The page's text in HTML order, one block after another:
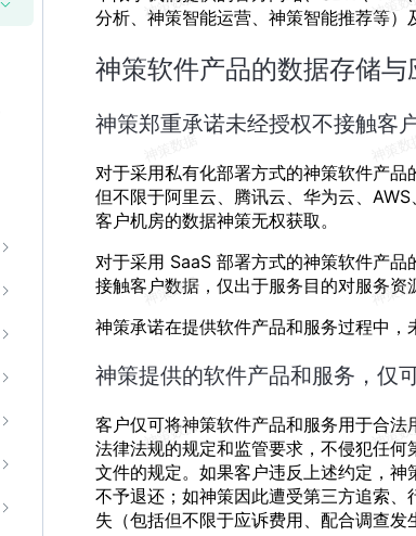
分析、神策智能运营、神策智能推荐等）
神策软件产品的数据存储与
神策郑重承诺未经授权不接触客
对于采用私有化部署方式的神策软件产
但不限于阿里云、腾讯云、华为云、
客户机房的数据神策无权获取。
对于采用 SaaS 部署方式的神策软件产
接触客户数据，仅出于服务目的对服务资
神策承诺在提供软件产品和服务过程中，
神策提供的软件产品和服务，仅
客户仅可将神策软件产品和服务用于合
法律法规的规定和监管要求，不侵犯任
文件的规定。如果客户违反上述约定，
不予退还；如神策因此遭受第三方追索
失（包括但不限于应诉费用、配合调查发